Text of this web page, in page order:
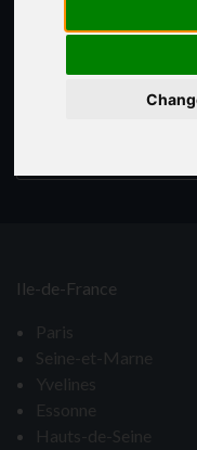
Liste des
Seine
Ile-de-France
Paris
Seine-et-Marne
Yvelines
Essonne
Hauts-de-Seine